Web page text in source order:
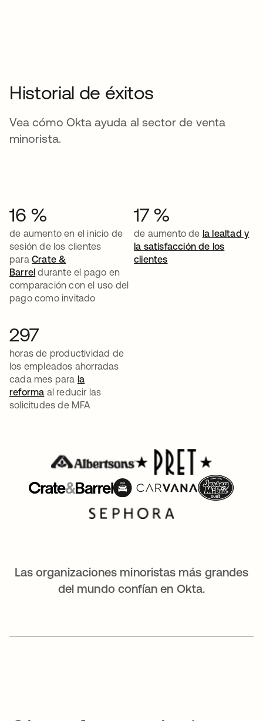
Historial de éxitos
Vea cómo Okta ayuda al sector de venta
minorista.
16 %
de aumento en el inicio de
sesión de los clientes
para Crate &
Barrel durante el pago en
comparación con el uso del
pago como invitado
17 %
de aumento de la lealtad y
la satisfacción de los
clientes
297
horas de productividad de
los empleados ahorradas
cada mes para la
reforma al reducir las
solicitudes de MFA
Las organizaciones minoristas más grandes
del mundo confían en Okta.